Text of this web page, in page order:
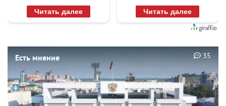
Читать далее
раз
Читать далее
Есть мнение 35